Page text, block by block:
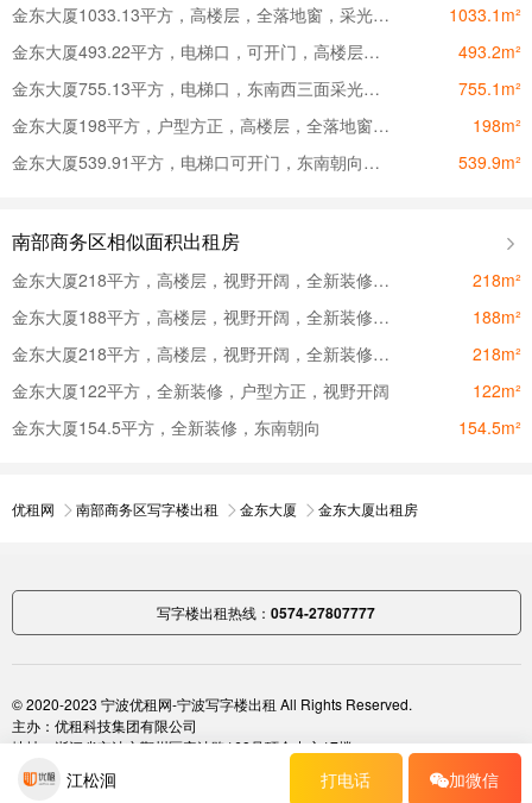
金东大厦1033.13平方，高楼层，全落地窗，采光，视野极佳
1033.1m²
金东大厦493.22平方，电梯口，可开门，高楼层，视野开阔
493.2m²
金东大厦755.13平方，电梯口，东南西三面采光，高楼层
755.1m²
金东大厦198平方，户型方正，高楼层，全落地窗，采光视野好
198m²
金东大厦539.91平方，电梯口可开门，东南朝向，格局可改
539.9m²
南部商务区相似面积出租房
金东大厦218平方，高楼层，视野开阔，全新装修，可定制隔间
218m²
金东大厦188平方，高楼层，视野开阔，全新装修，可定制格局
188m²
金东大厦218平方，高楼层，视野开阔，全新装修，可定制隔间
218m²
金东大厦122平方，全新装修，户型方正，视野开阔
122m²
金东大厦154.5平方，全新装修，东南朝向
154.5m²
优租网 南部商务区写字楼出租 金东大厦 金东大厦出租房
江松洄 打电话 加微信
写字楼出租热线： 0574-27807777
© 2020-2023 宁波优租网-宁波写字楼出租 All Rights Reserved.
主办：优租科技集团有限公司
地址：浙江省宁波市鄞州区安波路168号环合中心17楼
浙ICP备16023045号-2